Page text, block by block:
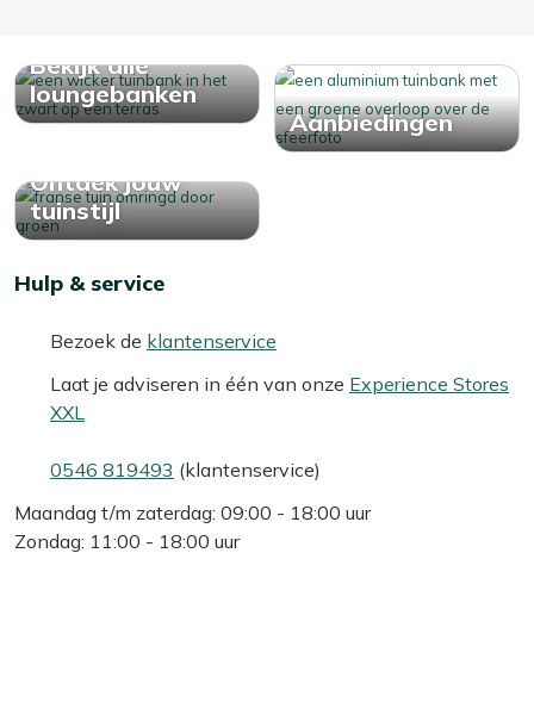
Bekijk alle
loungebanken
Aanbiedingen
Ontdek jouw
tuinstijl
Hulp & service
Bezoek de klantenservice
Laat je adviseren in één van onze Experience Stores
XXL
0546 819493 (klantenservice)
Maandag t/m zaterdag: 09:00 - 18:00 uur
Zondag: 11:00 - 18:00 uur